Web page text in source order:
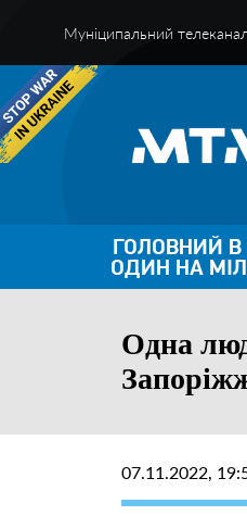
Муніципальний
ГОЛОВНИЙ В
ОДИН НА
Одна
07.11.2022,